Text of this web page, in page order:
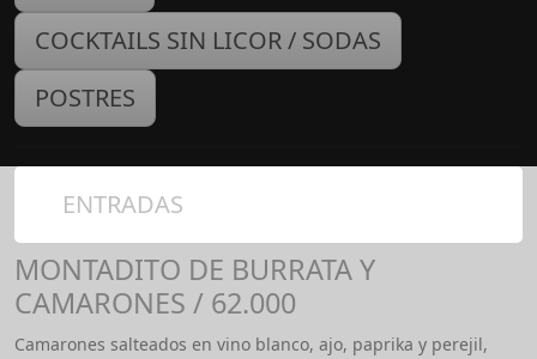
COCKTAILS SIN LICOR / SODAS
POSTRES
ENTRADAS
MONTADITO DE BURRATA Y
CAMARONES / 62.000
Camarones salteados en vino blanco, ajo, paprika y perejil,